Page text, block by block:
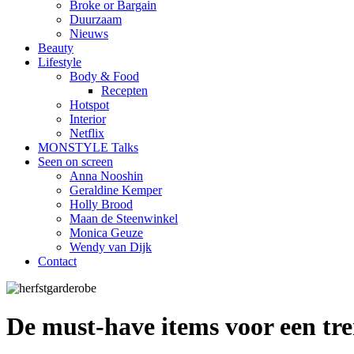
Broke or Bargain
Duurzaam
Nieuws
Beauty
Lifestyle
Body & Food
Recepten
Hotspot
Interior
Netflix
MONSTYLE Talks
Seen on screen
Anna Nooshin
Geraldine Kemper
Holly Brood
Maan de Steenwinkel
Monica Geuze
Wendy van Dijk
Contact
De must-have items voor een